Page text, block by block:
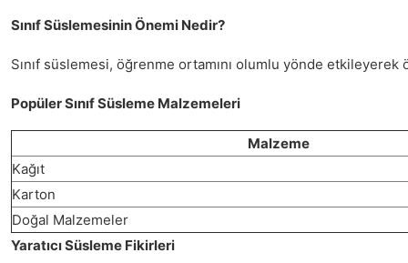
Sınıf Süslemesinin Önemi Nedir?
Sınıf süslemesi, öğrenme ortamını olumlu yönde
Popüler Sınıf Süsleme Malzemeleri
Malzeme
Kağıt
Karton
Doğal Malzemeler
Yaratıcı Süsleme Fikirleri